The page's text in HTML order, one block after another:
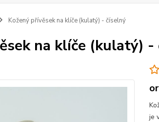
Kožený přívěsek na klíče (kulatý) - číselný
na klíče (kulatý) -
je